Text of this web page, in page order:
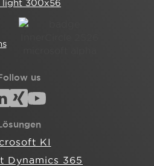
us
KI
Dynamics 365